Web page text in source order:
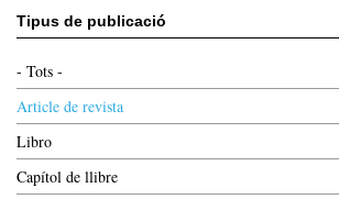
Tipus de publicació
- Tots -
Article de revista
Libro
Capítol de llibre